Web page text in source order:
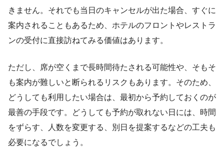
きません。それでも当日のキャンセルが出た場合、すぐに
案内されることもあるため、ホテルのフロントやレストラ
ンの受付に直接訪ねてみる価値はあります。
ただし、席が空くまで長時間待たされる可能性や、そもそ
も案内が難しいと断られるリスクもあります。そのため、
どうしても利用したい場合は、最初から予約しておくのが
最善の手段です。どうしても予約が取れない日には、時間
をずらす、人数を変更する、別日を提案するなどの工夫も
必要になるでしょう。